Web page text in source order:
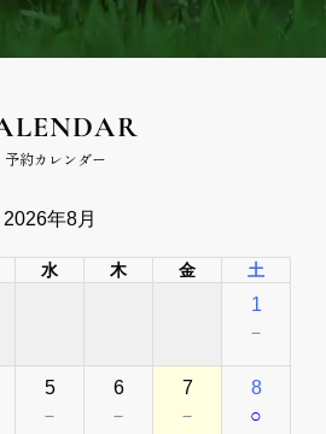
予約カレンダー
2026年8月
水 木 金 土
1
－
5
－
6
－
7
－
8
○